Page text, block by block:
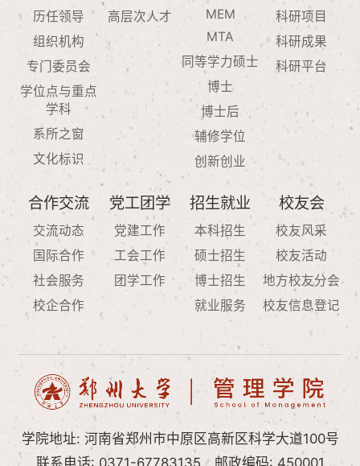
历任领导
组织机构
专门委员会
学位点与重点
学科
系所之窗
文化标识
高层次人才
MEM
MTA
同等学力硕士
博士
博士后
辅修学位
创新创业
科研项目
科研成果
科研平台
合作交流
交流动态
国际合作
社会服务
校企合作
党工团学
党建工作
工会工作
团学工作
招生就业
本科招生
硕士招生
博士招生
就业服务
校友会
校友风采
校友活动
地方校友分会
校友信息登记
学院地址: 河南省郑州市中原区高新区科学大道100号